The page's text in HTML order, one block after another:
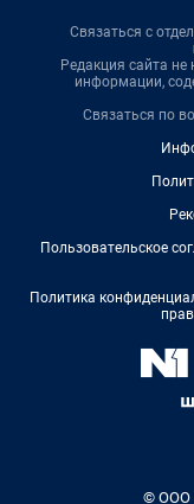
Связаться с
Редакция сайта не
информации,
Связаться по
Пользовательское
Политика
© ООО